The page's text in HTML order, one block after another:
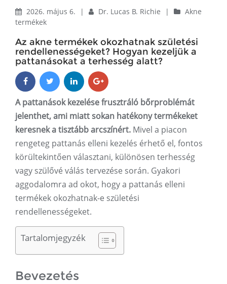
2026. május 6. | Dr. Lucas B. Richie |
Akne
termékek
Az akne termékek okozhatnak születési
rendellenességeket? Hogyan kezeljük a
pattanásokat a terhesség alatt?
A pattanások kezelése frusztráló bőrproblémát
jelenthet, ami miatt sokan hatékony termékeket
keresnek a tisztább arcszínért. Mivel a piacon
rengeteg pattanás elleni kezelés érhető el, fontos
körültekintően választani, különösen terhesség
vagy szülővé válás tervezése során. Gyakori
aggodalomra ad okot, hogy a pattanás elleni
termékek okozhatnak-e születési
rendellenességeket.
Tartalomjegyzék
Bevezetés